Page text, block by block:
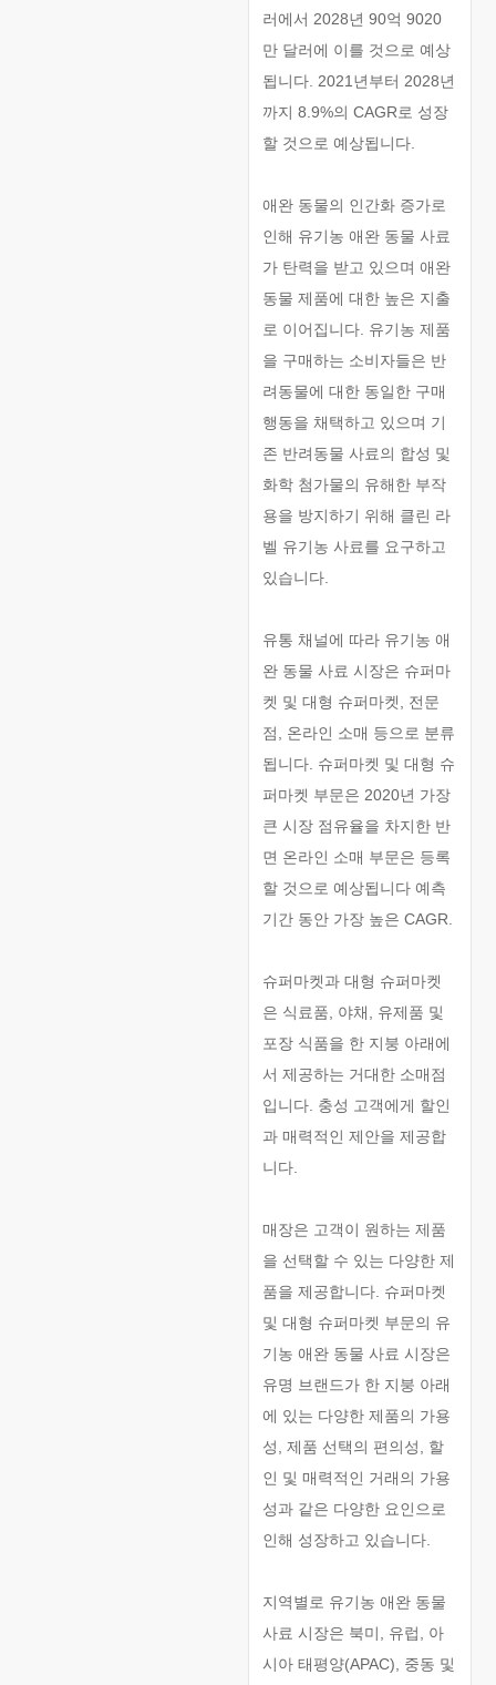
러에서 2028년 90억 9020
만 달러에 이를 것으로 예상
됩니다. 2021년부터 2028년
까지 8.9%의 CAGR로 성장
할 것으로 예상됩니다.
애완 동물의 인간화 증가로
인해 유기농 애완 동물 사료
가 탄력을 받고 있으며 애완
동물 제품에 대한 높은 지출
로 이어집니다. 유기농 제품
을 구매하는 소비자들은 반
려동물에 대한 동일한 구매
행동을 채택하고 있으며 기
존 반려동물 사료의 합성 및
화학 첨가물의 유해한 부작
용을 방지하기 위해 클린 라
벨 유기농 사료를 요구하고
있습니다.
유통 채널에 따라 유기농 애
완 동물 사료 시장은 슈퍼마
켓 및 대형 슈퍼마켓, 전문
점, 온라인 소매 등으로 분류
됩니다. 슈퍼마켓 및 대형 슈
퍼마켓 부문은 2020년 가장
큰 시장 점유율을 차지한 반
면 온라인 소매 부문은 등록
할 것으로 예상됩니다 예측
기간 동안 가장 높은 CAGR.
슈퍼마켓과 대형 슈퍼마켓
은 식료품, 야채, 유제품 및
포장 식품을 한 지붕 아래에
서 제공하는 거대한 소매점
입니다. 충성 고객에게 할인
과 매력적인 제안을 제공합
니다.
매장은 고객이 원하는 제품
을 선택할 수 있는 다양한 제
품을 제공합니다. 슈퍼마켓
및 대형 슈퍼마켓 부문의 유
기농 애완 동물 사료 시장은
유명 브랜드가 한 지붕 아래
에 있는 다양한 제품의 가용
성, 제품 선택의 편의성, 할
인 및 매력적인 거래의 가용
성과 같은 다양한 요인으로
인해 성장하고 있습니다.
지역별로 유기농 애완 동물
사료 시장은 북미, 유럽, 아
시아 태평양(APAC), 중동 및